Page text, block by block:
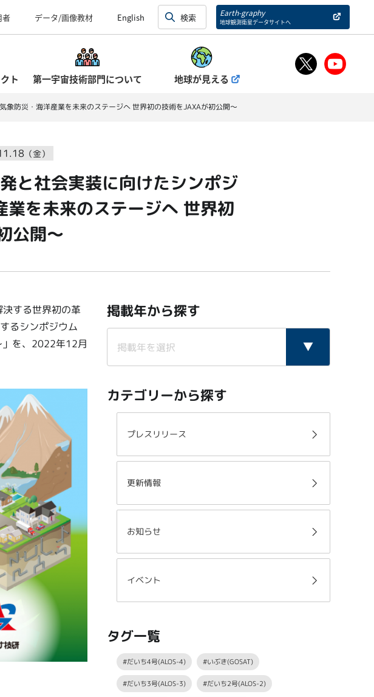
者 データ/画像教材 English Earth-graphy
地球観測衛星データサイトへ
ト 第一宇宙技術部門について 地球が見える
防災・海洋産業を未来のステージへ 世界初の技術をJAXAが初公開～
（金）
と社会実装に向けたシンポジ
を未来のステージへ 世界初
公開～
する世界初の革
るシンポジウム
」を、2022年12月
掲載年から探す
カテゴリーから探す
プレスリリース
更新情報
お知らせ
イベント
タグ一覧
#だいち4号(ALOS-4) #いぶき(GOSAT)
#だいち3号(ALOS-3) #だいち2号(ALOS-2)